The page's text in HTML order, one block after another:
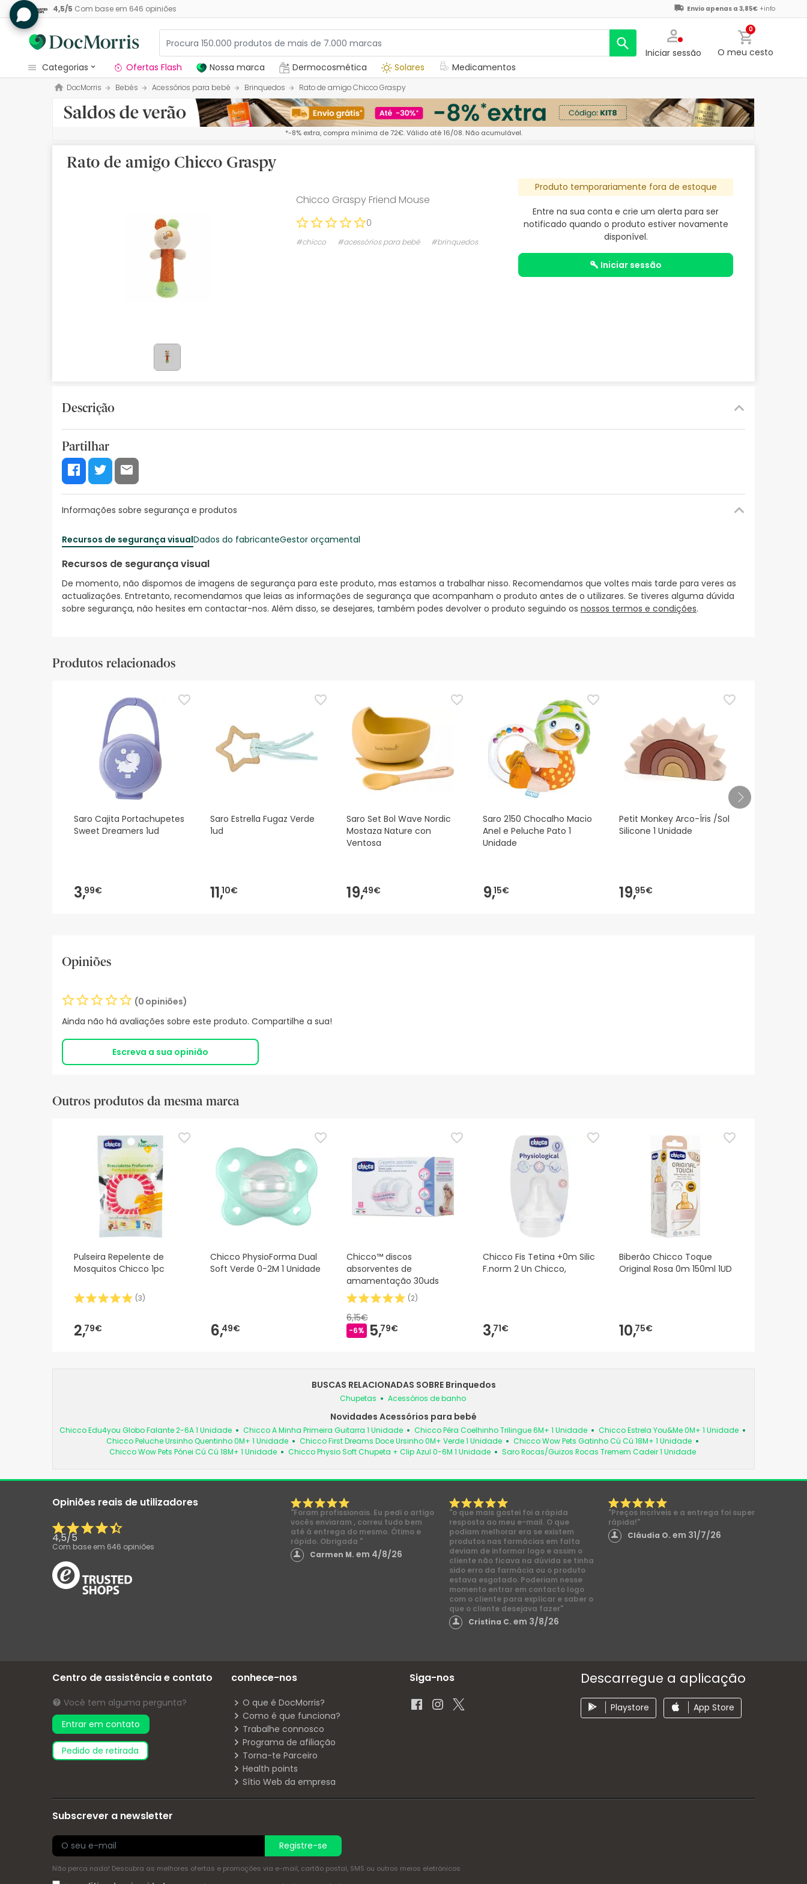
4,5/5 Com base em 646 opiniões Envio apenas a 3,85€ +info
Iniciar sessão
0
O meu cesto
categorias
Dermocosmetica
Nossa marca
Medicamentos
Promoções
Mais vendidos
Health points
Ofertas Flash Nossa marca Dermocosmética Solares Medicamentos
DocMorris Bebés Acessórios para bebé Brinquedos Rato de amigo Chicco Graspy
*-8% extra, compra mínima de 72€. Válido até 16/08. Não acumulável.
Rato de amigo Chicco Graspy
Produto temporariamente fora de estoque
Entre na sua conta e crie um alerta para ser
notificado quando o produto estiver novamente
disponível.
iniciar sessão
Chicco Graspy Friend Mouse
0
#chicco #acessórios para bebé #brinquedos
Descrição
Partilhar
Informações sobre segurança e produtos
Recursos de segurança visualDados do fabricanteGestor orçamental
Recursos de segurança visual
De momento, não dispomos de imagens de segurança para este produto, mas estamos a trabalhar nisso. Recomendamos que voltes mais tarde para veres as
actualizações. Entretanto, recomendamos que leias as informações de segurança que acompanham o produto antes de o utilizares. Se tiveres alguma dúvida
sobre segurança, não hesites em contactar-nos. Além disso, se desejares, também podes devolver o produto seguindo os nossos termos e condições.
Produtos relacionados
Saro Cajita Portachupetes
Sweet Dreamers 1ud
3,99€
Saro Estrella Fugaz Verde
1ud
11,10€
Saro Set Bol Wave Nordic
Mostaza Nature con
Ventosa
19,49€
Saro 2150 Chocalho Macio
Anel e Peluche Pato 1
Unidade
9,15€
Petit Monkey Arco-Íris /Sol
Silicone 1 Unidade
19,95€
Opiniões
(0 opiniões)
Ainda não há avaliações sobre este produto. Compartilhe a sua!
Escreva a sua opinião
Outros produtos da mesma marca
Pulseira Repelente de
Mosquitos Chicco 1pc
(3)
2,79€
Chicco PhysioForma Dual
Soft Verde 0-2M 1 Unidade
6,49€
Chicco™ discos
absorventes de
amamentação 30uds
(2)
6,15€
-6% 5,79€
Chicco Fis Tetina +0m Silic
F.norm 2 Un Chicco,
3,71€
Biberão Chicco Toque
Original Rosa 0m 150ml 1UD
10,75€
BUSCAS RELACIONADAS SOBRE Brinquedos
Chupetas Acessórios de banho
Novidades Acessórios para bebé
Chicco Edu4you Globo Falante 2-6A 1 Unidade Chicco A Minha Primeira Guitarra 1 Unidade Chicco Pêra Coelhinho Trilingue 6M+ 1 Unidade
Chicco Estrela You&Me 0M+ 1 Unidade
Chicco Peluche Ursinho Quentinho 0M+ 1 Unidade
Chicco First Dreams Doce Ursinho 0M+ Verde 1 Unidade
Chicco Wow Pets Gatinho Cú Cú 18M+ 1 Unidade
Chicco Wow Pets Pónei Cú Cú 18M+ 1 Unidade
Chicco Physio Soft Chupeta + Clip Azul 0-6M 1 Unidade Saro Rocas/Guizos Rocas Tremem Cadeir 1 Unidade
Opiniões reais de utilizadores
4,5/5
Com base em 646 opiniões
"Foram profissionais. Eu pedi o artigo
vocês enviaram , correu tudo bem
até á entrega do mesmo. Ótimo e
rápido. Obrigada "
Carmen M. em 4/8/26
"o que mais gostei foi a rápida
resposta ao meu e-mail. O que
podiam melhorar era se existem
produtos nas farmácias em falta
deviam de informar logo e assim o
cliente não ficava na dúvida se tinha
sido erro da farmácia ou o produto
estava esgotado. Poderiam nesse
momento entrar em contacto logo
com o cliente para explicar e saber o
que o cliente desejava fazer"
Cristina C.em 3/8/26
"Preços incríveis e a entrega foi super
rápida!"
Cláudia O. em 31/7/26
Centro de assistência e contato
Você tem alguma pergunta?
Entrar em contato
pedido de retirada
conhece-nos
O que é DocMorris?
Como é que funciona?
Trabalhe connosco
Programa de afiliação
Torna-te Parceiro
Health points
Sítio Web da empresa
Siga-nos Descarregue a aplicação
Playstore App Store
Subscrever a newsletter
Registre-se
Não perca nada! Descubra as melhores ofertas e promoções via e-mail, cartão postal, SMS ou outros meios eletrónicos